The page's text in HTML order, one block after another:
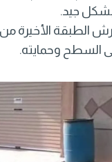
جيد.
الطبقة الأخيرة
السطح وحمايته.